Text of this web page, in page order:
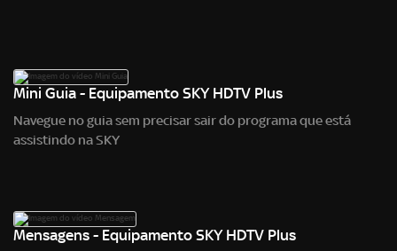
Mini Guia - Equipamento SKY HDTV Plus
Navegue no guia sem precisar sair do programa que está
assistindo na SKY
Mensagens - Equipamento SKY HDTV Plus